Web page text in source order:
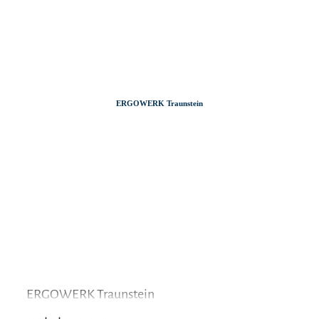
ERGOWERK Traunstein
ERGOWERK Traunstein